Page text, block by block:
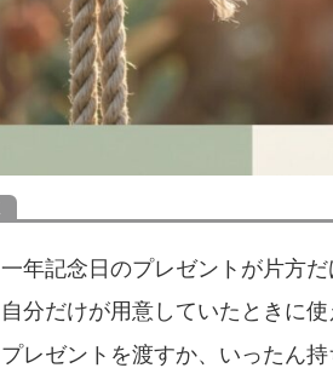
一年記念日のプレゼントが片方
自分だけが用意していたときに
プレゼントを渡すか、いったん